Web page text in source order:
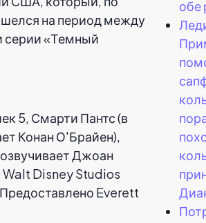
на период между
«Темный
обе